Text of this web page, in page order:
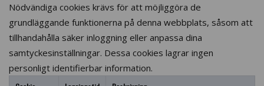
Nödvändiga cookies krävs för att möjliggöra de
grundläggande funktionerna på denna webbplats, såsom att
tillhandahålla säker inloggning eller anpassa dina
samtyckesinställningar. Dessa cookies lagrar ingen
personligt identifierbar information.